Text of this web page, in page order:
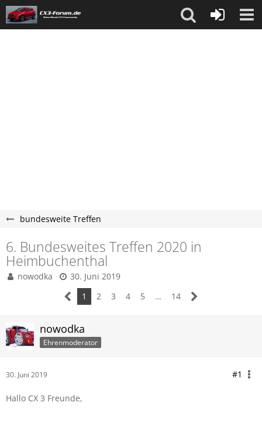
bundesweite Treffen
6. Bundesweites Treffen 2020 in
Heimbuchenthal
nowodka
30. Juni 2019
1
2 3 4 5 … 14
nowodka
Ehrenmoderator
30. Juni 2019 #1
Hallo CX 3 Freunde,